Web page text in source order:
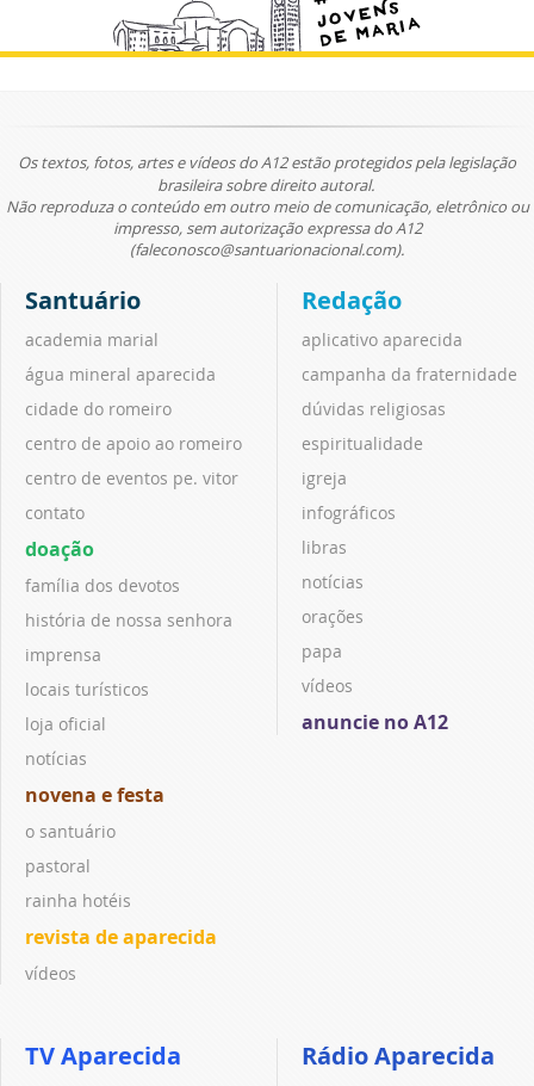
Os textos, fotos, artes e vídeos do A12 estão protegidos pela legislação
brasileira sobre direito autoral.
Não reproduza o conteúdo em outro meio de comunicação, eletrônico ou
impresso, sem autorização expressa do A12
(faleconosco@santuarionacional.com).
Santuário
academia marial
água mineral aparecida
cidade do romeiro
centro de apoio ao romeiro
centro de eventos pe. vitor
contato
doação
família dos devotos
história de nossa senhora
imprensa
locais turísticos
loja oficial
notícias
novena e festa
o santuário
pastoral
rainha hotéis
revista de aparecida
vídeos
Redação
aplicativo aparecida
campanha da fraternidade
dúvidas religiosas
espiritualidade
igreja
infográficos
libras
notícias
orações
papa
vídeos
anuncie no A12
TV Aparecida Rádio Aparecida